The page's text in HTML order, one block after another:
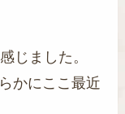
じました。
かにここ最近